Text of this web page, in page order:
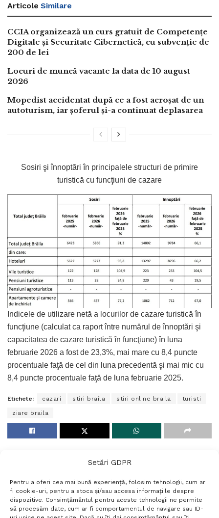
Setări GDPR
Pentru a oferi cea mai bună experiență, folosim tehnologii, cum ar
fi cookie-uri, pentru a stoca și/sau accesa informațiile despre
dispozitive. Consimțământul pentru aceste tehnologii ne permite
să procesăm date, cum ar fi comportamentul de navigare sau ID-
Articole Similare
CCIA organizează un curs gratuit de Competențe
Digitale și Securitate Cibernetică, cu subvenție de
200 de lei
Locuri de muncă vacante la data de 10 august
2026
Mopedist accidentat după ce a fost acroșat de un
autoturism, iar șoferul și-a continuat deplasarea
Sosiri şi înnoptări în principalele structuri de primire
turistică cu funcţiuni de cazare
Indicele de utilizare netă a locurilor de cazare turistică în
funcţiune (calculat ca raport între numărul de înnoptări şi
capacitatea de cazare turistică în funcţiune) în luna
februarie 2026 a fost de 23,3%, mai mare cu 8,4 puncte
procentuale faţă de cel din luna precedentă şi mai mic cu
8,4 puncte procentuale faţă de luna februarie 2025.
Etichete: cazari stiri braila stiri online braila turisti
ziare braila